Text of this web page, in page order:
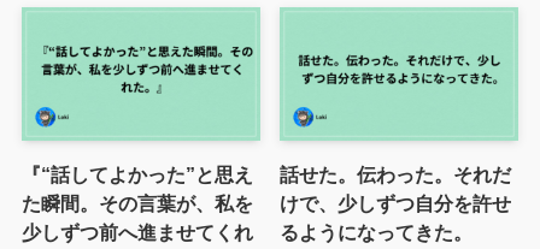
『“話してよかった”と思え
た瞬間。その言葉が、私を
少しずつ前へ進ませてくれ
話せた。伝わった。それだ
けで、少しずつ自分を許せ
るようになってきた。